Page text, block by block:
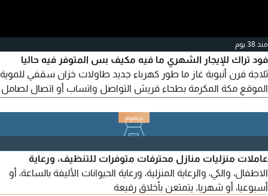
منذ 38 يوم
فود تراك للإيجار الشهري ما فيه مكيف بس المتوفر فيه حاليا
ثلاجة فرن أنبوبة غاز ما طور كهرباء جديد طاولات خزان سقفي للموية
الموقع مكة المكرمة بطحاء قريش التواصل واتساب أو اتصال لصامل
عاملات منزليات منازل محترفات متوفرات للتنظيف، ورعاية
الاطفال، والكي، والرعاية المنزلية، ورعاية الحيوانات الأليفة بالساعة، أو
أسبوعيا، أو شهريا. يتمتعن بأخلاق رفيعة